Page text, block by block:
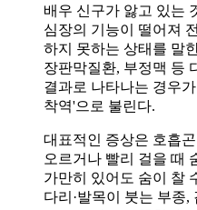
배우 신구가 앓고 있는
심장의 기능이 떨어져
하지 못하는 상태를 말
장판막질환, 부정맥 등
결과로 나타나는 경우
착역'으로 불린다.
대표적인 증상은 호흡
오르거나 빨리 걸을 때
가만히 있어도 숨이 찰
다리·발목이 붓는 부종,